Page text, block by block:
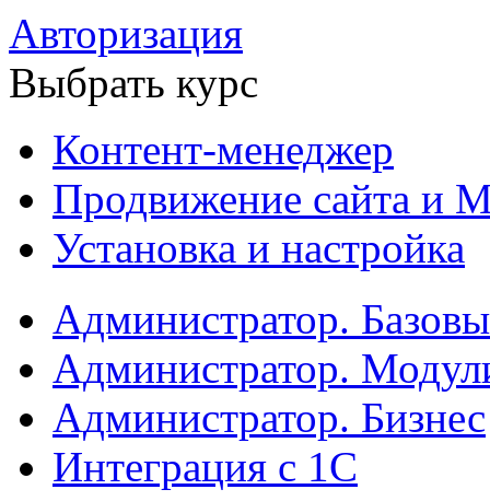
Авторизация
Выбрать курс
Контент-менеджер
Продвижение сайта и
Установка и настройка
Администратор.
Администратор.
Администратор. Бизнес
Интеграция с 1С